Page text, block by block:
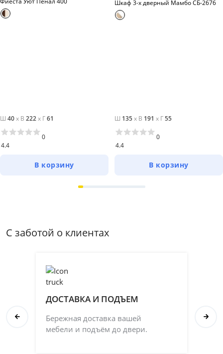
Ш 40x В 222x Г61
4.4
0
В корзину
Шкаф 3-х дверный Мамбо СБ-2676
Ш 135x В 191 x Г55
4.4
0
В корзину
С заботой о клиентах
ДОСТАВКА И ПОДЪЕМ
Бережная доставка вашей
мебели и подъём до двери.